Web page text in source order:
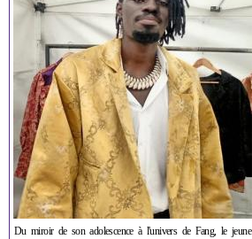
Du miroir de son adolescence à l'univers de Fang, le jeune